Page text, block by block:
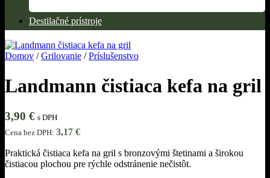
Destilačné prístroje
Domov / Grilovanie / Príslušenstvo
Landmann čistiaca kefa na gril
3,90 € s DPH
Cena bez DPH: 3,17 €
Praktická čistiaca kefa na gril s bronzovými štetinami a širokou
čistiacou plochou pre rýchle odstránenie nečistôt.